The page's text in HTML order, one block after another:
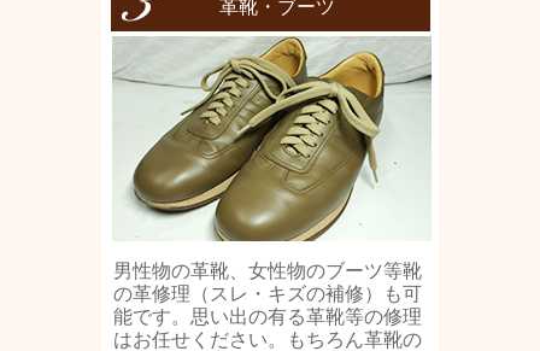
革靴・ブーツ
男性物の革靴、女性物のブーツ等靴
の革修理（スレ・キズの補修）も可
能です。思い出の有る革靴等の修理
はお任せください。もちろん革靴の